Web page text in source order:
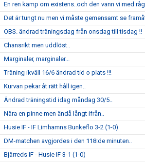
En ren kamp om existens..och den vann vi med
Det är tungt nu men vi måste gemensamt se
OBS. ändrad träningsdag från onsdag till tisdag !!
Chansrikt men uddlöst..
Marginaler, marginaler...
Träning ikväll 16/6 ändrad tid o plats !!!
Kurvan pekar åt rätt håll igen..
Ändrad träningstid idag måndag 30/5..
Nära en pinne men ändå långt ifrån..
Husie IF - IF Limhamns Bunkeflo 3-2 (1-0)
DM-matchen avgjordes i den 118:de minuten..
Bjärreds IF - Husie IF 3-1 (1-0)